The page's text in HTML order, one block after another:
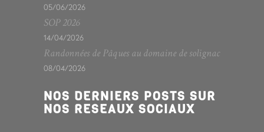
05/06/2026
SOP 2026
14/04/2026
Randonnées de Pâques au domaine de solignac
08/04/2026
NOS DERNIERS POSTS SUR
NOS RESEAUX SOCIAUX